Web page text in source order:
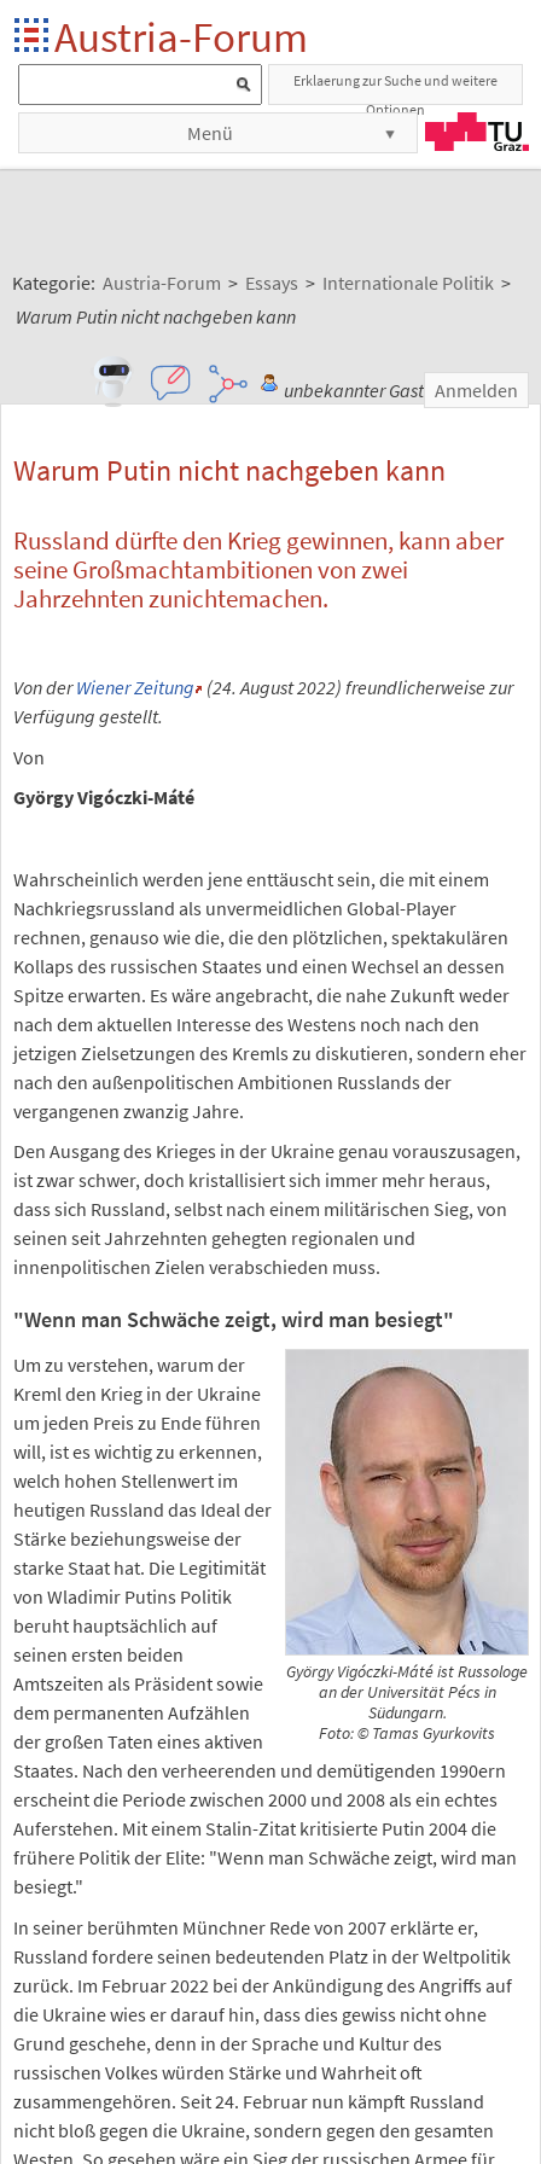
Austria-Forum
Erklaerung zur Suche und weitere
Optionen
Menü
Kategorie: Austria-Forum > Essays > Internationale Politik >
Warum Putin nicht nachgeben kann
unbekannter Gast Anmelden
Warum Putin nicht nachgeben kann
Russland dürfte den Krieg gewinnen, kann aber
seine Großmachtambitionen von zwei
Jahrzehnten zunichtemachen.
Von derWiener Zeitung (24. August 2022) freundlicherweise zur
Verfügung gestellt.
Von
György Vigóczki-Máté
Wahrscheinlich werden jene enttäuscht sein, die mit einem
Nachkriegsrussland als unvermeidlichen Global-Player
rechnen, genauso wie die, die den plötzlichen, spektakulären
Kollaps des russischen Staates und einen Wechsel an dessen
Spitze erwarten. Es wäre angebracht, die nahe Zukunft weder
nach dem aktuellen Interesse des Westens noch nach den
jetzigen Zielsetzungen des Kremls zu diskutieren, sondern eher
nach den außenpolitischen Ambitionen Russlands der
vergangenen zwanzig Jahre.
Den Ausgang des Krieges in der Ukraine genau vorauszusagen,
ist zwar schwer, doch kristallisiert sich immer mehr heraus,
dass sich Russland, selbst nach einem militärischen Sieg, von
seinen seit Jahrzehnten gehegten regionalen und
innenpolitischen Zielen verabschieden muss.
"Wenn man Schwäche zeigt, wird man besiegt"
György Vigóczki-Máté ist Russologe
an der Universität Pécs in
Südungarn.
Foto: © Tamas Gyurkovits
Um zu verstehen, warum der
Kreml den Krieg in der Ukraine
um jeden Preis zu Ende führen
will, ist es wichtig zu erkennen,
welch hohen Stellenwert im
heutigen Russland das Ideal der
Stärke beziehungsweise der
starke Staat hat. Die Legitimität
von Wladimir Putins Politik
beruht hauptsächlich auf
seinen ersten beiden
Amtszeiten als Präsident sowie
dem permanenten Aufzählen
der großen Taten eines aktiven
Staates. Nach den verheerenden und demütigenden 1990ern
erscheint die Periode zwischen 2000 und 2008 als ein echtes
Auferstehen. Mit einem Stalin-Zitat kritisierte Putin 2004 die
frühere Politik der Elite: "Wenn man Schwäche zeigt, wird man
besiegt."
In seiner berühmten Münchner Rede von 2007 erklärte er,
Russland fordere seinen bedeutenden Platz in der Weltpolitik
zurück. Im Februar 2022 bei der Ankündigung des Angriffs auf
die Ukraine wies er darauf hin, dass dies gewiss nicht ohne
Grund geschehe, denn in der Sprache und Kultur des
russischen Volkes würden Stärke und Wahrheit oft
zusammengehören. Seit 24. Februar nun kämpft Russland
nicht bloß gegen die Ukraine, sondern gegen den gesamten
Westen. So gesehen wäre ein Sieg der russischen Armee für